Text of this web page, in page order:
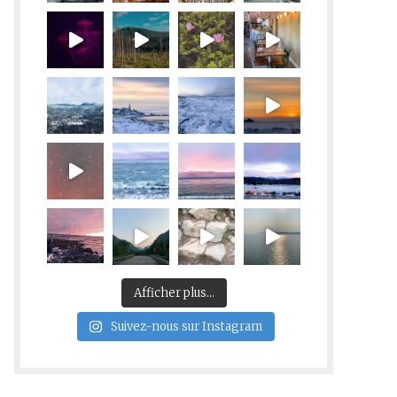
Afficher plus...
Suivez-nous sur Instagram